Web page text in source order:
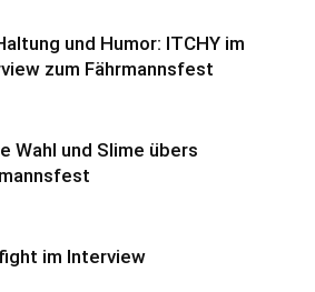
und Humor: ITCHY im
zum Fährmannsfest
Wahl und Slime übers
im Interview